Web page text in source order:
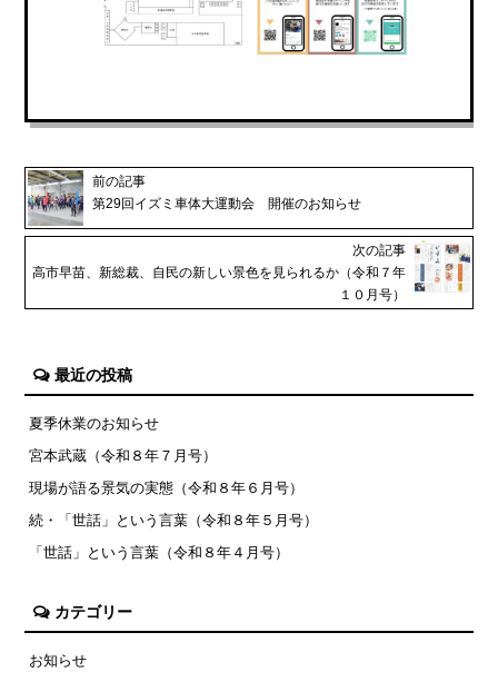
前の記事
第29回イズミ車体大運動会 開催のお知らせ
次の記事
高市早苗、新総裁、自民の新しい景色を見られるか（令和７年
１０月号）
最近の投稿
夏季休業のお知らせ
宮本武蔵（令和８年７月号）
現場が語る景気の実態（令和８年６月号）
続・「世話」という言葉（令和８年５月号）
「世話」という言葉（令和８年４月号）
カテゴリー
お知らせ